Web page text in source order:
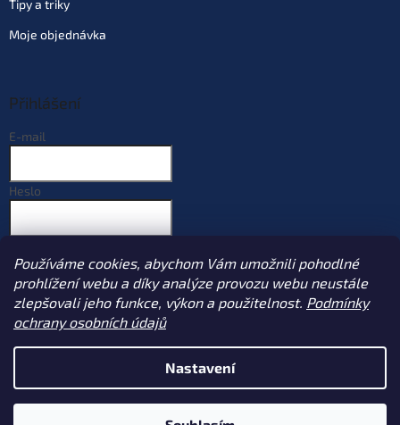
Používáme cookies, abychom Vám umožnili pohodlné
prohlížení webu a díky analýze provozu webu neustále
zlepšovali jeho funkce, výkon a použitelnost. Podmínky
ochrany osobních údajů
Nastavení
Tipy a triky
Moje objednávka
Přihlášení
E-mail
Heslo
Nová registrace
Zapomenuté heslo